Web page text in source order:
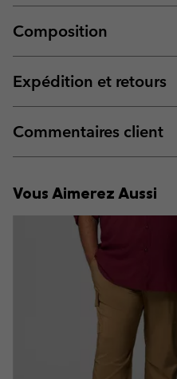
Composition
Expédition et retours
Commentaires client
Vous Aimerez Aussi